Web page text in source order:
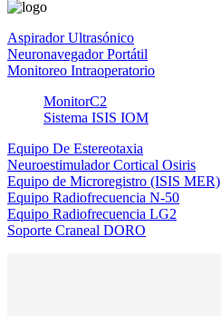
Aspirador Ultrasónico
Neuronavegador Portátil
Monitoreo Intraoperatorio
MonitorC2
Sistema ISIS IOM
Equipo De Estereotaxia
Neuroestimulador Cortical Osiris
Equipo de Microregistro (ISIS MER)
Equipo Radiofrecuencia N-50
Equipo Radiofrecuencia LG2
Soporte Craneal DORO